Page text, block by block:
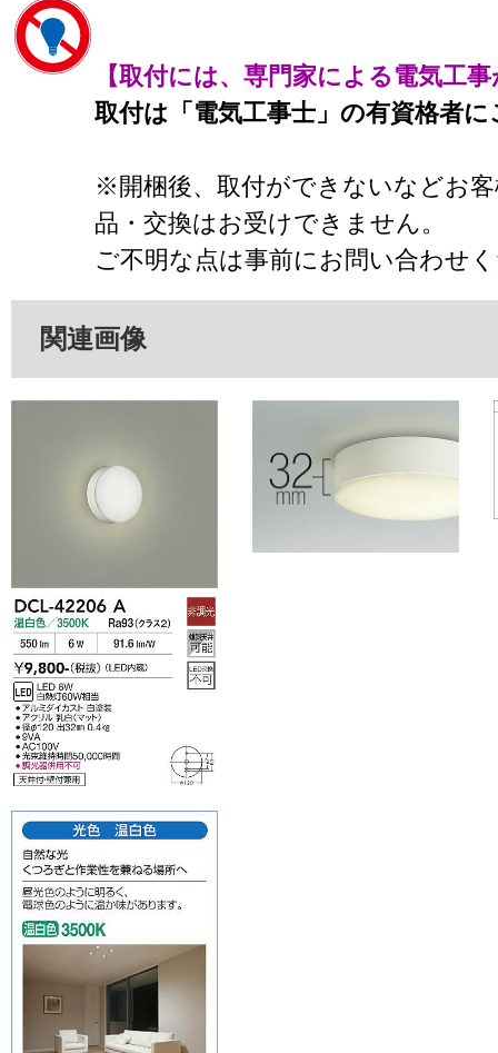
【取付には、専門家による電気工
取付は「電気工事士」の有資格者
※開梱後、取付ができないなどお
品・交換はお受けできません。
ご不明な点は事前にお問い合わせ
関連画像